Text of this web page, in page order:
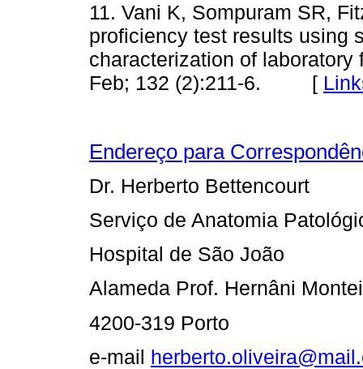
11. Vani K, Sompuram SR,
proficiency test results using
characterization of
Feb; 132 (2):211-6. [
Endereço para
Dr. Herberto Bettencourt
Serviço de Anatomia
Hospital de São João
Alameda Prof. Hernâni
4200-319 Porto
e-mail